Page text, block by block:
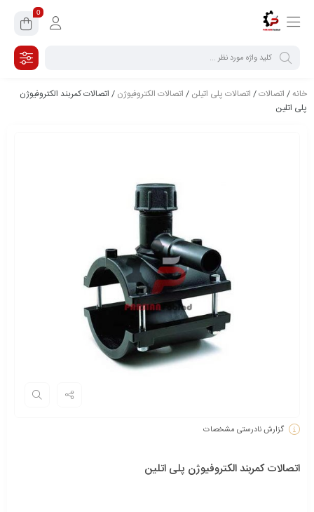
0
خانه/ اتصالات/ اتصالات پلی اتیلن / اتصالات الکتروفیوژن / اتصالات کمربند الکتروفیوژن
پلی اتلین
گزارش نادرستی مشخصات
اتصالات کمربند الکتروفیوژن پلی اتلین